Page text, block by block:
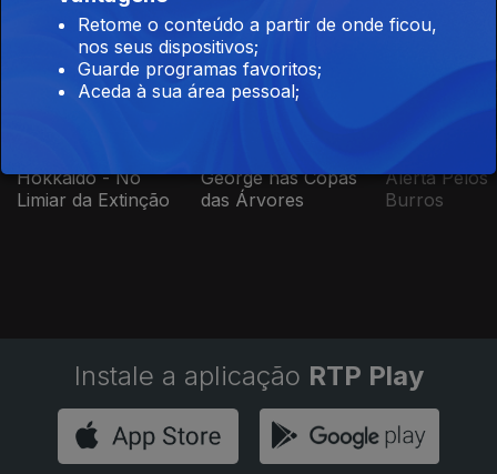
Natureza
Hokkaido - No
Limiar da Extinção
George nas Copas
das Árvores
Alerta Pelos
Burros
Instale a aplicação RTP Play
Retome o conteúdo a partir de onde ficou,
nos seus dispositivos;
Guarde programas favoritos;
Aceda à sua área pessoal;